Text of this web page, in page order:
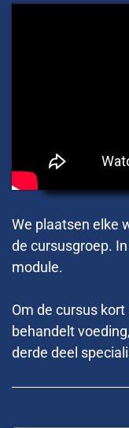
We plaatsen elke
de cursusgroep.
module.
Om de cursus
behandelt
derde deel